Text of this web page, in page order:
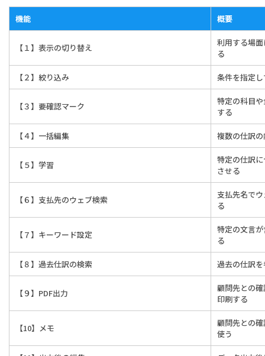
機能 概要
【１】表示の切り替え
利用する場
る
【２】絞り込み 条件を指定
【３】要確認マーク
特定の科目
する
【４】一括編集 複数の仕訳
【５】学習
特定の仕訳
させる
【６】支払先のウェブ検索
支払先名で
る
【７】キーワード設定
特定の文言
る
【８】過去仕訳の検索 過去の仕訳
【９】PDF出力
顧問先との
印刷する
【10】メモ
顧問先との
使う